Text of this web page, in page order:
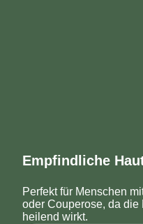
Empfindliche
Perfekt für Menschen
oder Couperose, da die
heilend wirkt.